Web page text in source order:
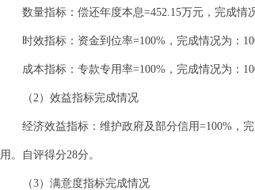
数量指标：偿还年度本息=452.15万元，完成情
时效指标：资金到位率=100%，完成情况为：
成本指标：专款专用率=100%，完成情况为：
（2）效益指标完成情况
经济效益指标：维护政府及部分信用=100%，
用。自评得分28分。
（3）满意度指标完成情况